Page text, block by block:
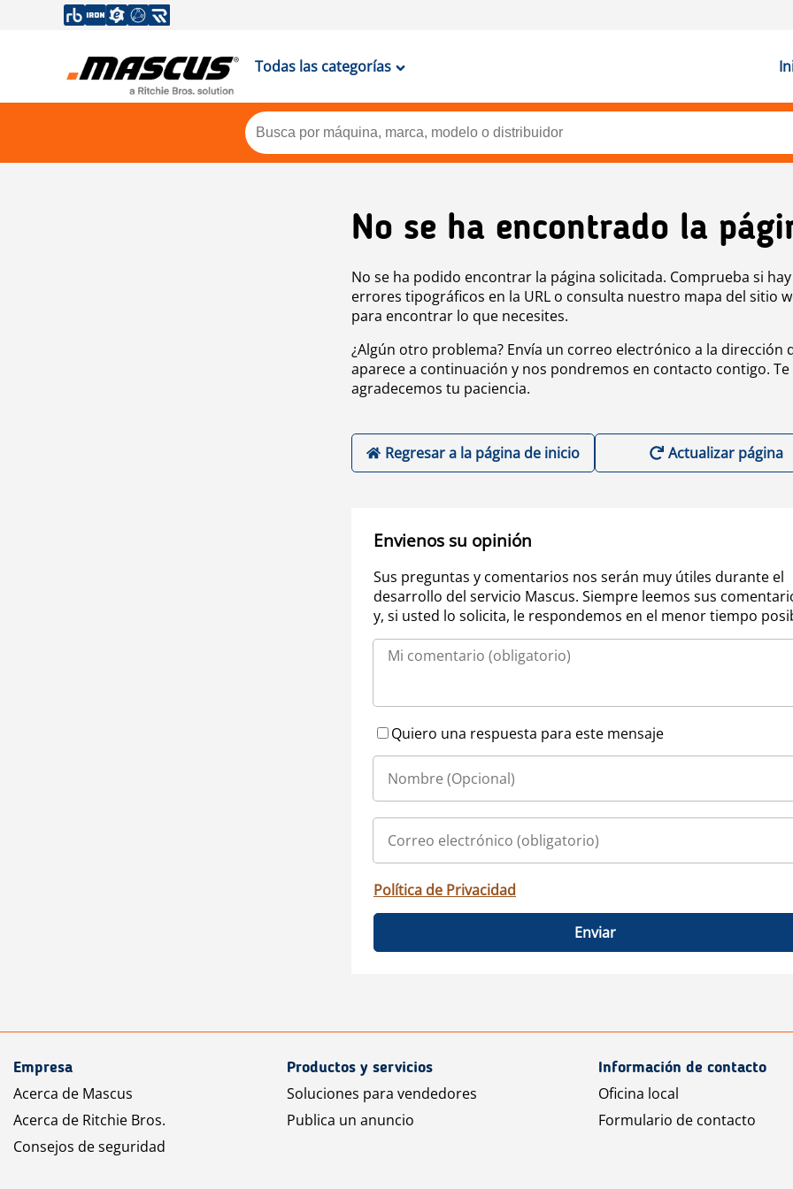
Todas las categorías
No se ha encontrado la
No se ha podido encontrar la página solicitada. Comprueba si hay
errores tipográficos en la URL o consulta nuestro mapa del sitio
para encontrar lo que necesites.
¿Algún otro problema? Envía un correo electrónico a la dirección
aparece a continuación y nos pondremos en contacto contigo. Te
agradecemos tu paciencia.
Regresar a la página de inicio Actualizar página
Envienos su opinión
Sus preguntas y comentarios nos serán muy útiles durante el
desarrollo del servicio Mascus. Siempre leemos sus
y, si usted lo solicita, le respondemos en el menor tiempo
Quiero una respuesta para este mensaje
Política de Privacidad
Enviar
Empresa
Acerca de Mascus
Acerca de Ritchie Bros.
Consejos de seguridad
Productos y servicios
Soluciones para vendedores
Publica un anuncio
Información de contacto
Oficina local
Formulario de contacto